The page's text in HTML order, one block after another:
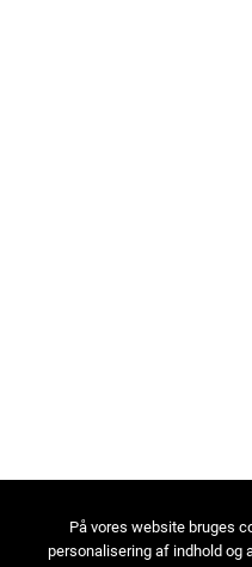
På vores website bruges
personalisering af indhold og